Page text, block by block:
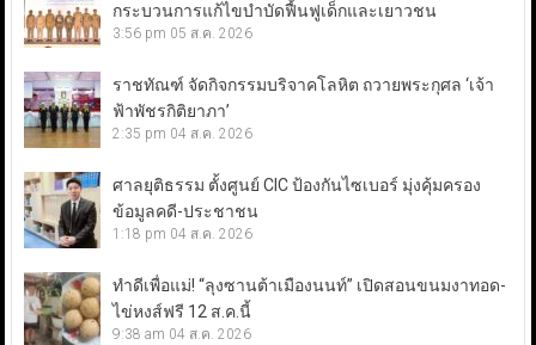
กระบวนการแก้ไขบำบัดฟื้นฟูเด็กและเยาวชน
3:56 pm 05 ส.ค. 2026
ราชทัณฑ์ จัดกิจกรรมบริจาคโลหิต ถวายพระกุศล ‘เจ้า
ฟ้าพัชรกิติยาภา’
2:35 pm 04 ส.ค. 2026
ศาลยุติธรรม ตั้งศูนย์ CIC ป้องกันไซเบอร์ มุ่งคุ้มครอง
ข้อมูลคดี-ประชาชน
1:18 pm 04 ส.ค. 2026
ทำดีเพื่อแม่! “ลุงซานต้าเมืองนนท์” เปิดสอนขนมงาทอด-
ไข่หงส์ฟรี 12 ส.ค.นี้
9:38 am 04 ส.ค. 2026